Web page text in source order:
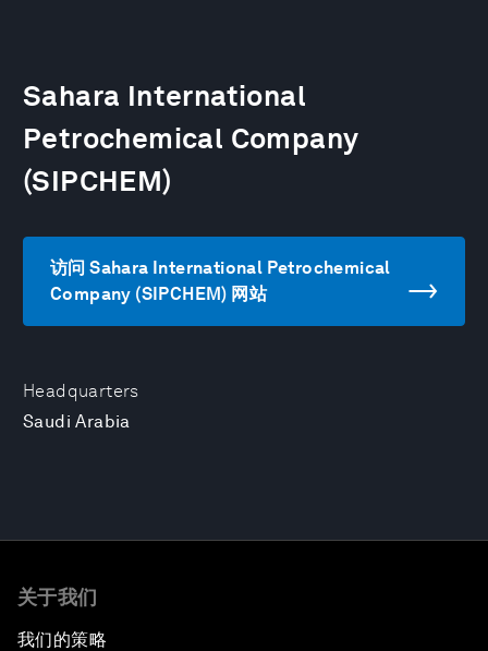
Headquarters
Saudi Arabia
Sahara International
Petrochemical Company
(SIPCHEM)
访问 Sahara International Petrochemical
Company (SIPCHEM) 网站
关于我们
我们的策略